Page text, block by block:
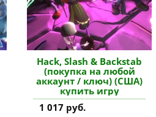
Hack, Slash & Backstab
(покупка на любой
аккаунт / ключ) (США)
купить игру
1 017 руб.